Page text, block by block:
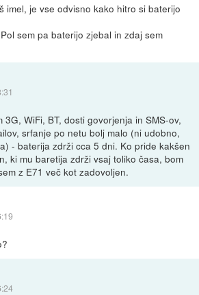
imel, je vse odvisno kako hitro si baterijo
sem pa baterijo zjebal in zdaj sem
3G, WiFi, BT, dosti govorjenja in SMS-ov,
srfanje po netu bolj malo (ni udobno,
- baterija zdrži cca 5 dni. Ko pride kakšen
ki mu baretija zdrži vsaj toliko časa, bom
z E71 več kot zadovoljen.